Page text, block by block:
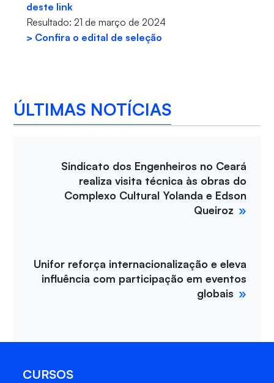
deste link
Resultado: 21 de março de 2024
> Confira o edital de seleção
ÚLTIMAS NOTÍCIAS
Sindicato dos Engenheiros no Ceará
realiza visita técnica às obras do
Complexo Cultural Yolanda e Edson
Queiroz
Unifor reforça internacionalização e eleva
influência com participação em eventos
globais
CURSOS